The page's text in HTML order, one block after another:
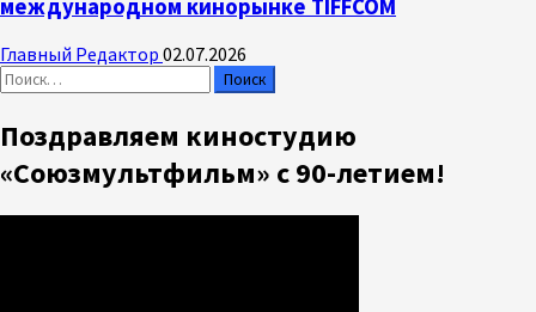
международном кинорынке TIFFCOM
Главный Редактор 02.07.2026
Найти:
Поздравляем киностудию
«Союзмультфильм» с 90-летием!